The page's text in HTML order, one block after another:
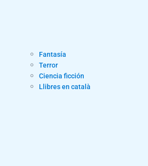
Fantasía
Terror
Ciencia ficción
Llibres en català